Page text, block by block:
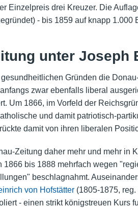
Einzelpreis drei Kreuzer. Die
- bis 1859 auf knapp 1.000
unter Joseph
Gründen die
zwar ebenfalls liberal
Um 1866, im Vorfeld der
und damit patriotisch-
damit von ihren liberalen
Zeitung daher mehr und mehr in
1866 bis 1888 mehrfach wegen
beschlagnahmt.
von Hofstätter(1805-1875, reg.
- einen strikt königstreuen Kurs